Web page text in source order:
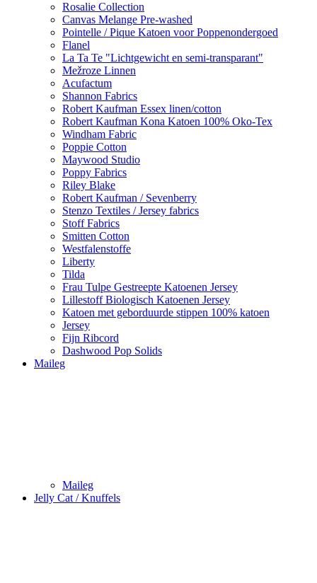
Rosalie Collection
Canvas Melange Pre-washed
Pointelle / Pique Katoen voor Poppenondergoed
Flanel
La Ta Te "Lichtgewicht en semi-transparant"
Mežroze Linnen
Acufactum
Shannon Fabrics
Robert Kaufman Essex linen/cotton
Robert Kaufman Kona Katoen 100% Oko-Tex
Windham Fabric
Poppie Cotton
Maywood Studio
Poppy Fabrics
Riley Blake
Robert Kaufman / Sevenberry
Stenzo Textiles / Jersey fabrics
Stoff Fabrics
Smitten Cotton
Westfalenstoffe
Liberty
Tilda
Frau Tulpe Gestreepte Katoenen Jersey
Lillestoff Biologisch Katoenen Jersey
Katoen met geborduurde stippen 100% katoen
Jersey
Fijn Ribcord
Dashwood Pop Solids
Maileg
Maileg
Jelly Cat / Knuffels